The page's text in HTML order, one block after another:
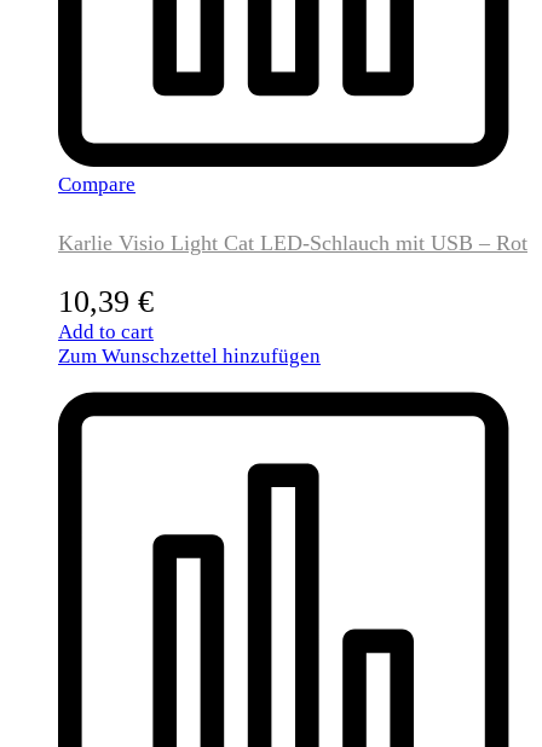
Compare
Karlie Visio Light Cat LED-Schlauch mit USB – Rot
10,39 €
Add to cart
Zum Wunschzettel hinzufügen